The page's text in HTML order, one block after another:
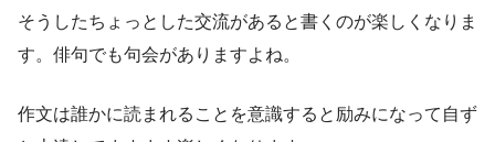
そうしたちょっとした交流があると書くのが楽しくなりま
す。俳句でも句会がありますよね。
作文は誰かに読まれることを意識すると励みになって自ず